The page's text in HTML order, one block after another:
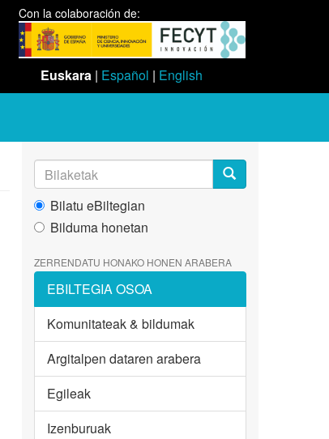
Con la colaboración de:
Euskara | Español | English
Bilatu eBiltegian
Bilduma honetan
ZERRENDATU HONAKO HONEN ARABERA
EBILTEGIA OSOA
Komunitateak & bildumak
Argitalpen dataren arabera
Egileak
Izenburuak